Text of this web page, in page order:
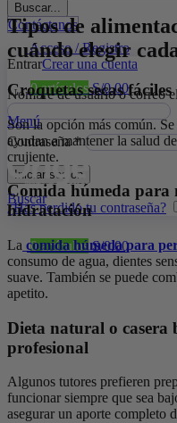
Buscar...
Contáctanos
Acceso / Registro
EntrarCrear una cuenta
Nombre de usuario o correo
Contraseña*
Iniciar sesión
¿Has perdido tu contraseña?
0artículos S/0.00
Menú
Buscar
0artículos S/0.00
Tipos de
cuándo elegir
Croquetas secas
Son la opción más común.
ayudan a mantener la salud
crujiente.
Comida húmeda
hidratación
La comida húmeda para
consumo de agua, dientes
suave. También se puede
apetito.
Dieta natural o casera
profesional
Algunos tutores prefieren
funcionar siempre que sea
asegurar un aporte completo